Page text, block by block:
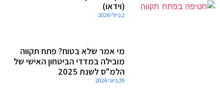
(וידאו)
2 ביולי 2026
מי אמר שלא בטוח? פתח תקווה
מובילה במדדי הביטחון האישי של
הלמ"ס לשנת 2025
29 ביוני 2026